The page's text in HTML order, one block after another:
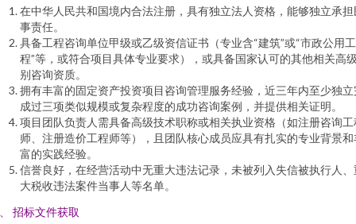
在中华人民共和国境内合法注册，具有独立法人资格，能够独立承担
事责任。
具备工程咨询单位甲级或乙级资信证书（专业含“建筑”或“市政公用工
程”等，或符合项目具体专业要求），或具备国家认可的其他相关高
别咨询资质。
拥有丰富的固定资产投资项目咨询管理服务经验，近三年内至少独立
成过三项类似规模或复杂程度的成功咨询案例，并提供相关证明。
项目团队负责人需具备高级技术职称或相关执业资格（如注册咨询工
师、注册造价工程师等），且团队核心成员应具有扎实的专业背景和
富的实践经验。
信誉良好，在经营活动中无重大违法记录，未被列入失信被执行人、
大税收违法案件当事人等名单。
招标文件获取